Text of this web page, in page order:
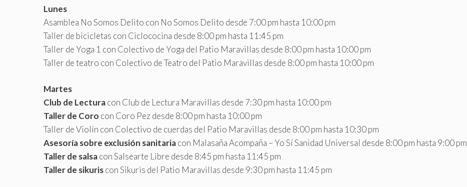
Lunes
Asamblea No Somos Delito con No Somos Delito desde 7:00 pm hasta 10:00 pm
Taller de bicicletas con Ciclococina desde 8:00 pm hasta 11:45 pm
Taller de Yoga 1 con Colectivo de Yoga del Patio Maravillas desde 8:00 pm hasta 10:00 pm
Taller de teatro con Colectivo de Teatro del Patio Maravillas desde 8:00 pm hasta 10:00 pm
Martes
Club de Lecturacon Club de Lectura Maravillas desde 7:30 pm hasta 10:00 pm
Taller de Coro con Coro Pez desde 8:00 pm hasta 10:00 pm
Taller de Violín con Colectivo de cuerdas del Patio Maravillas desde 8:00 pm hasta 10:30 pm
Asesoría sobre exclusión sanitariacon Malasaña Acompaña – Yo Sí Sanidad Universal desde 8:00 pm hasta 9:00 pm
Taller de salsacon Salsearte Libre desde 8:45 pm hasta 11:45 pm
Taller de sikuriscon Sikuris del Patio Maravillas desde 9:30 pm hasta 11:45 pm